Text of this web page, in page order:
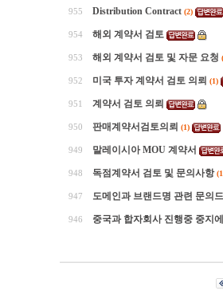
955 Distribution Contract (2)
954 해외 계약서 검토
953 해외 계약서 검토 및 자문 요청
952 미국 투자 계약서 검토 의뢰 (1)
951 계약서 검토 의뢰
950 판매계약서검토의뢰 (1)
949 말레이시아 MOU 계약서
948 독점계약서 검토 및 문의사항
947 도메인과 브랜드명 관련 문의
946 중국과 합자회사 진행중 중지